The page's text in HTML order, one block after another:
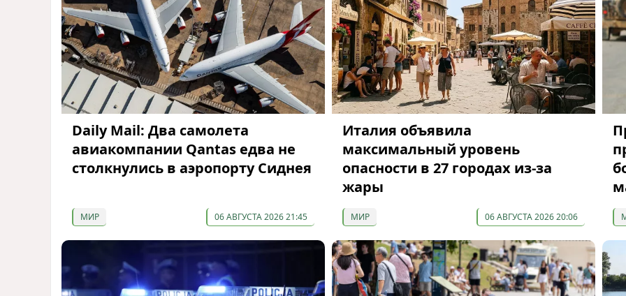
Daily Mail: Два самолета
авиакомпании Qantas едва не
столкнулись в аэропорту Сиднея
МИР 06 АВГУСТА 2026 21:45
Италия объявила
максимальный уровень
опасности в 27 городах из-за
жары
МИР 06 АВГУСТА 2026 20:06